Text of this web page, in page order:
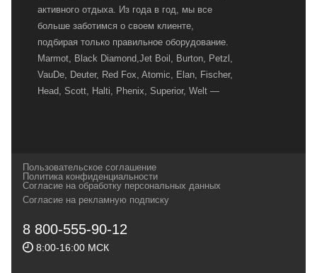
активного отдыха. Из года в год, мы все
больше заботимся о своем клиенте,
подбирая только правильное оборудование.
Marmot, Black Diamond,Jet Boil, Burton, Petzl,
VauDe, Deuter, Red Fox, Atomic, Elan, Fischer,
Head, Scott, Halti, Phenix, Superior, Welt —
и взыскательных путешественников,
спортсменов и отдыхающих.
Геннадьевич
ИНН 590300057023 ОГРН 304590319000121
Пользовательское соглашение
Политика конфиденциальности
Согласие на обработку персональных данных
Согласие на рекламную подписку
8 800-555-90-12
8:00-16:00 МСК